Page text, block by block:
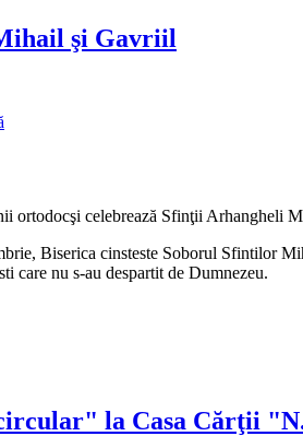
şi Gavriil
ortodocşi celebrează Sfinţii Arhangheli
Biserica cinsteste Soborul Sfintilor
care nu s-au despartit de Dumnezeu.
la Casa Cărţii